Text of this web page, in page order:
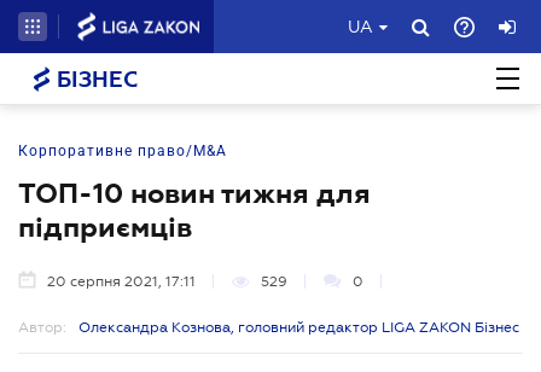
UA
БІЗНЕС
Корпоративне право/M&A
ТОП-10 новин тижня для
підприємців
20 серпня 2021, 17:11 529 0
Автор: Олександра Кознова, головний редактор LIGA ZAKON Бізнес